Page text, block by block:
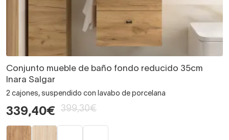
Conjunto mueble de baño fondo reducido 35cm
Inara Salgar
2 cajones, suspendido con lavabo de porcelana
339,40€ 399,30€